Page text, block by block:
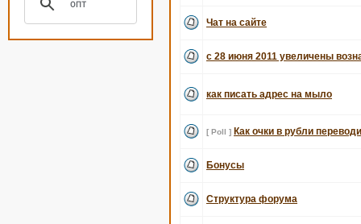
Чат на сайте
с 28 июня 2011 увеличены
как писать адрес на мыло
[ Poll ] Как очки в рубли
Бонусы
Структура форума